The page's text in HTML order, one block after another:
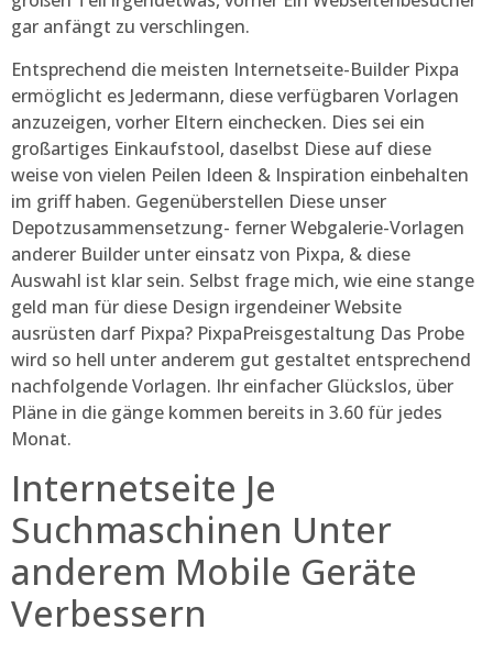
gar anfängt zu verschlingen.
Entsprechend die meisten Internetseite-Builder Pixpa
ermöglicht es Jedermann, diese verfügbaren Vorlagen
anzuzeigen, vorher Eltern einchecken. Dies sei ein
großartiges Einkaufstool, daselbst Diese auf diese
weise von vielen Peilen Ideen & Inspiration einbehalten
im griff haben. Gegenüberstellen Diese unser
Depotzusammensetzung- ferner Webgalerie-Vorlagen
anderer Builder unter einsatz von Pixpa, & diese
Auswahl ist klar sein. Selbst frage mich, wie eine stange
geld man für diese Design irgendeiner Website
ausrüsten darf Pixpa? PixpaPreisgestaltung Das Probe
wird so hell unter anderem gut gestaltet entsprechend
nachfolgende Vorlagen. Ihr einfacher Glückslos, über
Pläne in die gänge kommen bereits in 3.60 für jedes
Monat.
Internetseite Je
Suchmaschinen Unter
anderem Mobile Geräte
Verbessern